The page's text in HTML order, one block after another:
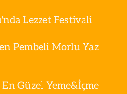
Lezzet Festivali
Pembeli Morlu Yaz
Güzel Yeme&İçme